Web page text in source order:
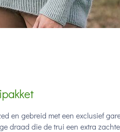
en gebreid met een exclusief
draad die de trui een extra